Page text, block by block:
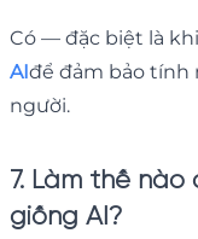
Có — đặc biệt là
AIđể đảm bảo tính
người.
7. Làm thế
giống AI?